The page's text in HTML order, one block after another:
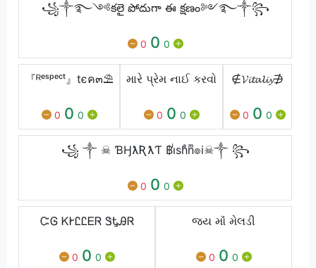
꧁༒࿐༺కలై పోదుగా ఈ క్షణం༻࿐༒꧂
0 0 0
『ᴿᵉˢᵖᵉᶜᵗ』tєค๓⛱
0 0 0
મારે પ્રેમ નાઈ કરવો
0 0 0
∉𝓥𝓲𝓽𝓪𝓵𝓲𝔂∌
0 0 0
꧁ ༒ ☠ ƁӇƛƦƛƬ ฿iͥshͣnͫ๏i☠༒ ꧂
0 0 0
ᏨᎶ ᏦᎨᏝᏝᎬᏒ ᏕᎿᎯᏒ
0 0 0
જય મૉં મેલડી
0 0 0